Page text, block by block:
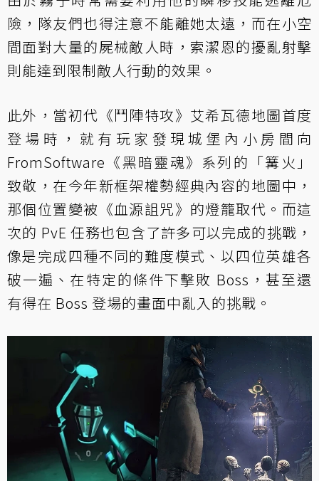
險，隊友們也得注意不能離她太遠，而在小空
間面對大量的屍械敵人時，索潔恩的擾亂射擊
則能達到限制敵人行動的效果。
此外，當初代《鬥陣特攻》艾希瓦德地圖首度
登場時，就有玩家發現城堡內小房間向
FromSoftware《黑暗靈魂》系列的「篝火」
致敬，在今年新框架權勢經典內容的地圖中，
那個位置變被《血源詛咒》的燈籠取代。而這
次的 PvE 任務也包含了許多可以完成的挑戰，
像是完成四種不同的難度模式、以四位英雄各
破一遍、在特定的條件下擊敗 Boss，甚至還
有得在 Boss 登場的畫面中亂入的挑戰。